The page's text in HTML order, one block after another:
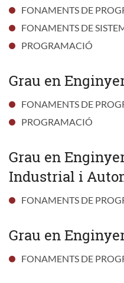
FONAMENTS DE
FONAMENTS DE
PROGRAMACIÓ
Grau en
FONAMENTS DE
PROGRAMACIÓ
Grau en
Industrial i
FONAMENTS DE
Grau en
FONAMENTS DE